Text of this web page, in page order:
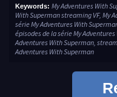
Keywords: My Adventures With
With Superman streaming VF, My
série My Adventures With
épisodes de la série My
Adventures With Superman,
Adventures With Superman